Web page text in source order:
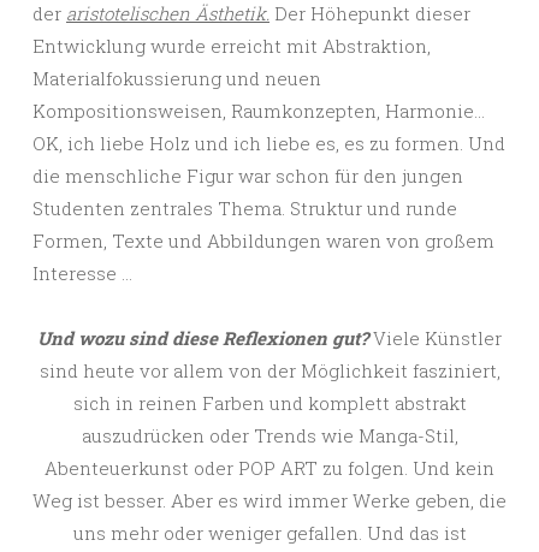
der aristotelischen Ästhetik. Der Höhepunkt dieser
Entwicklung wurde erreicht mit Abstraktion,
Materialfokussierung und neuen
Kompositionsweisen, Raumkonzepten, Harmonie…
OK, ich liebe Holz und ich liebe es, es zu formen. Und
die menschliche Figur war schon für den jungen
Studenten zentrales Thema. Struktur und runde
Formen, Texte und Abbildungen waren von großem
Interesse …
Und wozu sind diese Reflexionen gut?Viele Künstler
sind heute vor allem von der Möglichkeit fasziniert,
sich in reinen Farben und komplett abstrakt
auszudrücken oder Trends wie Manga-Stil,
Abenteuerkunst oder POP ART zu folgen. Und kein
Weg ist besser. Aber es wird immer Werke geben, die
uns mehr oder weniger gefallen. Und das ist